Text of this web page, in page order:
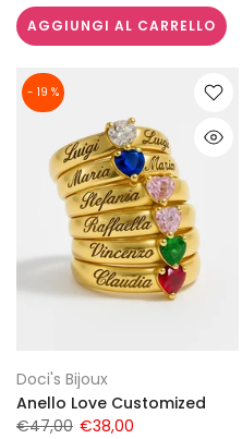
AGGIUNGI AL CARRELLO
- 19 %
Doci's Bijoux
Anello Love Customized
€47,00 €38,00